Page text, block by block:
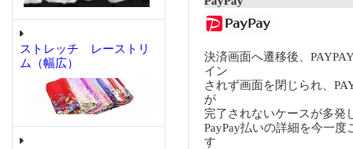
ストレッチ レーストリ
ム（幅広）
決済画面へ遷移後、
イン
されず画面を閉じられ、
が
完了されないケースが多発
PayPay払いの詳細を今一度
す